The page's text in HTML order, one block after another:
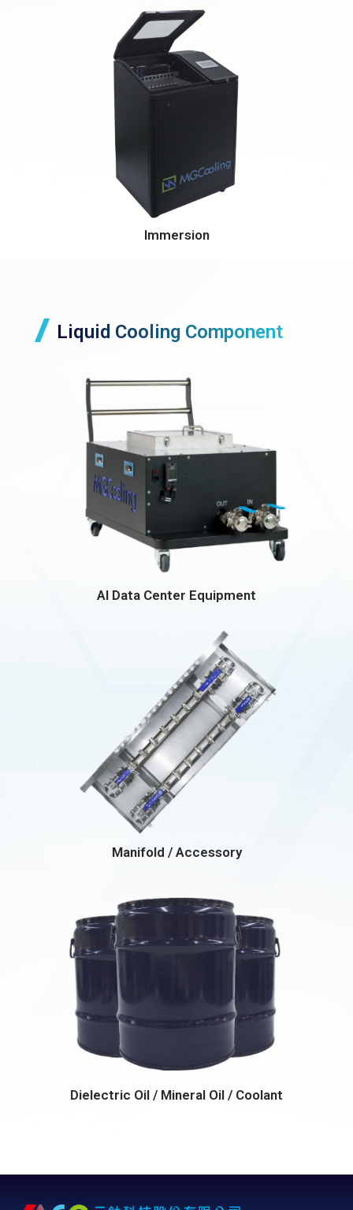
Immersion
Liquid Cooling Component
AI Data Center Equipment
Manifold / Accessory
Dielectric Oil / Mineral Oil / Coolant